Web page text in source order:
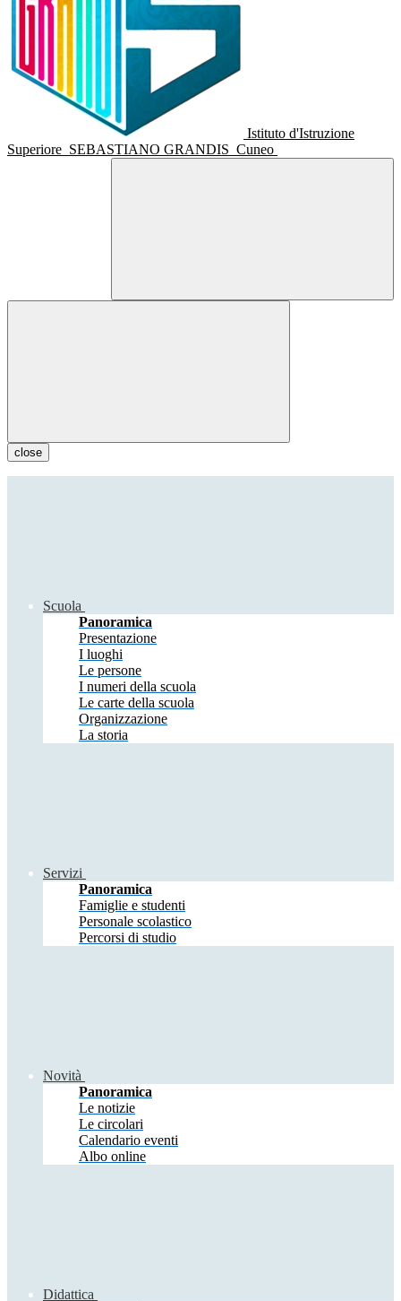
Istituto d'Istruzione
Superiore SEBASTIANO GRANDIS Cuneo
close
Scuola
Panoramica
Presentazione
I luoghi
Le persone
I numeri della scuola
Le carte della scuola
Organizzazione
La storia
Servizi
Panoramica
Famiglie e studenti
Personale scolastico
Percorsi di studio
Novità
Panoramica
Le notizie
Le circolari
Calendario eventi
Albo online
Didattica